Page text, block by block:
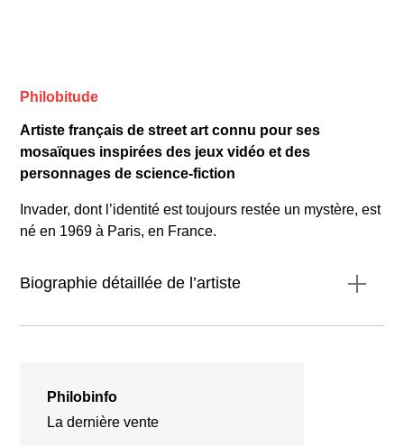
Philobitude
Artiste français de street art connu pour ses
mosaïques inspirées des jeux vidéo et des
personnages de science-fiction
Invader, dont l’identité est toujours restée un mystère, est
né en 1969 à Paris, en France.
Biographie détaillée de l’artiste
Philobinfo
La dernière vente